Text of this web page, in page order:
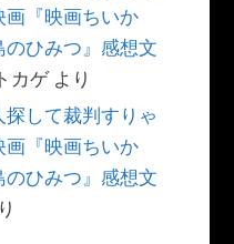
画『映画ちいか
ひみつ』感想文
カゲより
して裁判すりゃ
画『映画ちいか
ひみつ』感想文